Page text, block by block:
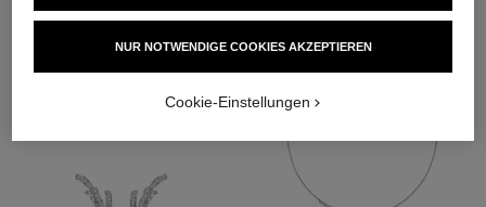
NUR NOTWENDIGE COOKIES AKZEPTIEREN
Cookie-Einstellungen